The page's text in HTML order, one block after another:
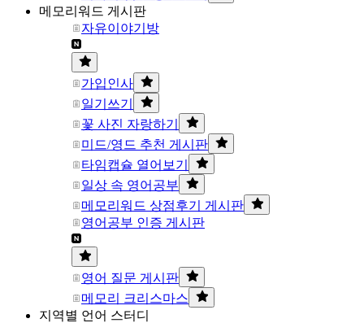
메모리워드 게시판
자유이야기방
가입인사
일기쓰기
꽃 사진 자랑하기
미드/영드 추천 게시판
타임캡슐 열어보기
일상 속 영어공부
메모리워드 상점후기 게시판
영어공부 인증 게시판
영어 질문 게시판
메모리 크리스마스
지역별 언어 스터디